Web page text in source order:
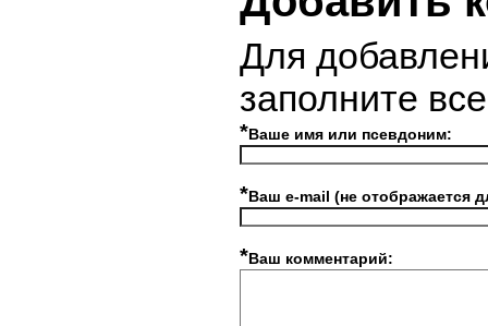
Для
заполните
*Ваше имя или псевдоним:
*Ваш e-mail (не отображается
*Ваш комментарий: